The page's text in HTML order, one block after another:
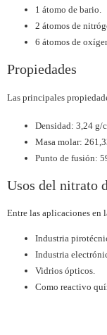
1 átomo de bario.
2 átomos de
6 átomos de
Propiedades
Las principales
Densidad: 3,24 g/
Masa molar:
Punto de fusión:
Usos del nitrato
Entre las aplicaciones en
Industria
Industria
Vidrios ópticos.
Como reactivo